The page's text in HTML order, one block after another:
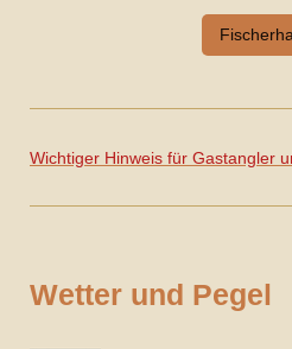
Wichtiger Hinweis für Gastangler
Wetter und Pegel